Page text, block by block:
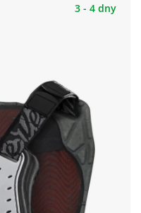
3 - 4 dny